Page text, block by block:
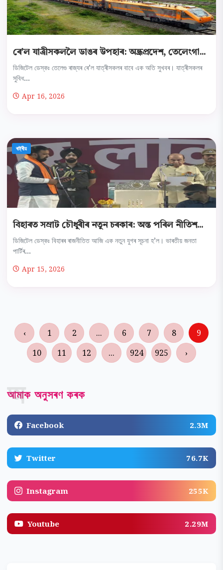
ৰে’ল যাত্ৰীসকললৈ ডাঙৰ উপহাৰ: অন্ধ্ৰপ্ৰদেশ, তেলেংগা...
ডিজিটেল ডেস্কঃ তেলেগু ৰাজ্যৰ ৰে’ল যাত্ৰীসকলৰ বাবে এক অতি সুখবৰ। যাত্ৰীসকলৰ
সুবিধ...
Apr 16, 2026
ৰাষ্ট্ৰীয়
বিহাৰত সম্ৰাট চৌধুৰীৰ নতুন চৰকাৰ: অন্ত পৰিল নীতিশ...
ডিজিটেল ডেস্কঃ বিহাৰৰ ৰাজনীতিত আজি এক নতুন যুগৰ সূচনা হ’ল। ভাৰতীয় জনতা
পাৰ্টিৰ...
Apr 15, 2026
‹ 1 2 ... 6 7 8
9
10
11 12 ... 924 925 ›
আমাক অনুসৰণ কৰক
অ
Facebook 2.3M
Twitter 76.7K
Instagram 255K
Youtube 2.29M